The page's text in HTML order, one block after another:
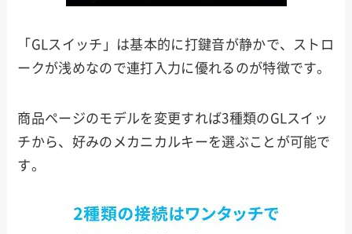
「GLスイッチ」は基本的に打鍵音が静かで、ストロ
ークが浅めなので連打入力に優れるのが特徴です。
商品ページのモデルを変更すれば3種類のGLスイッ
チから、好みのメカニカルキーを選ぶことが可能で
す。